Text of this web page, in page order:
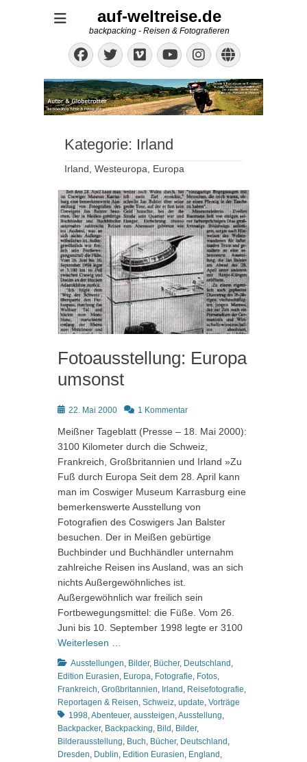
auf-weltreise.de
backpacking - Reisen & Fotografieren
Facebook
Twitter
Vimeo
YouTube
Instagram
Website
Kategorie: Irland
Irland, Westeuropa, Europa
Fotoausstellung: Europa
umsonst
Posted22. Mai 2000 1 Kommentar
Meißner Tageblatt (Presse – 18. Mai 2000):
3100 Kilometer durch die Schweiz,
Frankreich, Großbritannien und Irland »Zu
Fuß durch Europa Seit dem 28. April kann
man im Coswiger Museum Karrasburg eine
bemerkenswerte Ausstellung von
Fotografien des Coswigers Jan Balster
besuchen. Der in Meißen gebürtige
Buchbinder und Buchhändler unternahm
zahlreiche Reisen ins Ausland, was an sich
nichts Außergewöhnliches ist.
Außergewöhnlich war freilich sein
Fortbewegungsmittel: die Füße. Vom 26.
Juni bis 10. September 1998 legte er 3100
Weiterlesen …
Kategorien
Ausstellungen, Bilder, Bücher, Deutschland ,
Edition Eurasien, Europa, Fotografie, Fotos,
Frankreich, Großbritannien, Irland , Reisefotografie,
Reportagen & Reisen, Schweiz, update, Vorträge
1998,Abenteuer, aussteigen,Ausstellung,
Backpacker, Backpacking, Bild , Bilder,
Bilderausstellung, Buch, Bücher, Deutschland ,
Dresden, Dublin, Edition Eurasien, England ,